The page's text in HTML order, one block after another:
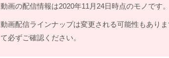
動画の配信情報は2020年11月24日時点のモノです。
動画配信ラインナップは変更される可能性もあり
て必ずご確認ください。